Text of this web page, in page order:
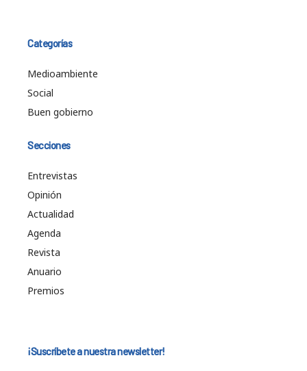
Categorías
Medioambiente
Social
Buen gobierno
Secciones
Entrevistas
Opinión
Actualidad
Agenda
Revista
Anuario
Premios
¡Suscríbete a nuestra newsletter!